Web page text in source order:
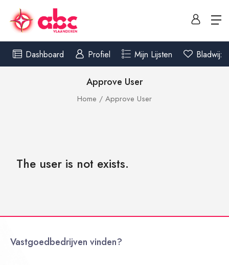
Approve User
Home Approve User
Dashboard Profiel Mijn Lijsten
The user is not exists.
Vastgoedbedrijven vinden?